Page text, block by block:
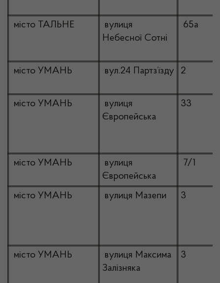
місто ТАЛЬНЕ
вулиця
Небесної Сотні
65а
місто УМАНЬ вул.24 Партз’їзду 2
місто УМАНЬ
вулиця
Європейська
33
місто УМАНЬ
вулиця
Європейська
7/1
місто УМАНЬ вулиця Мазепи 3
місто УМАНЬ
вулиця Максима
Залізняка
3